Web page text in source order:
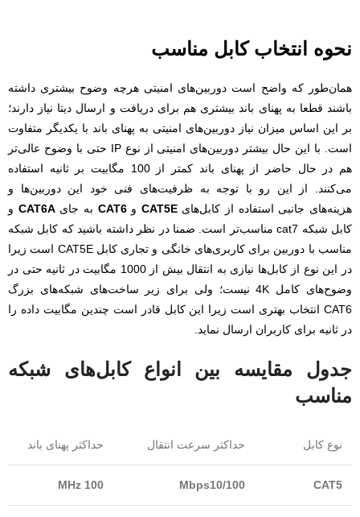
نحوه انتخاب کابل مناسب
همان‌طور که واضح است دوربین‌های امنیتی هرچه وضوح بیشتری داشته
باشند قطعا به پهنای باند بیشتری هم برای دریافت و ارسال دیتا نیاز دارند؛
بر این اساس میزان نیاز دوربین‌های امنیتی به پهنای باند با یکدیگر متفاوت
است. با این حال بیشتر دوربین‌های امنیتی از نوع IP حتی با وضوح عالی‌تر
هم در حال حاضر از پهنای باند کمتر از 100 مگابیت بر ثانیه استفاده
می‌کنند. از این رو با توجه به ظرفیت‌های فنی خود این دوربین‌ها و
هزینه‌های جانبی استفاده از کابل‌هایCAT5E وCAT6 به جایCAT6A و
کابل شبکه cat7
مناسب‌تر است. ضمنا در نظر داشته باشید که کابل شبکه
مناسب با دوربین برای کاربری‌های خانگی و تجاری کابل CAT5E است زیرا
در این نوع از کابل‌ها نیازی به انتقال بیش از 1000 مگابیت در ثانیه حتی در
وضوح‌های کامل 4K نیست؛ ولی برای زیر ساخت‌های شبکه‌های بزرگ
CAT6 انتخاب بهتری است زیرا این کابل قادر است چندین مگابیت داده را
در ثانیه برای کاربران ارسال نماید.
جدول مقایسه بین انواع کابل‌های شبکه
مناسب
نوع کابل حداکثر سرعت انتقال حداکثر پهنای باند
CAT5
Mbps10/100
100 MHz